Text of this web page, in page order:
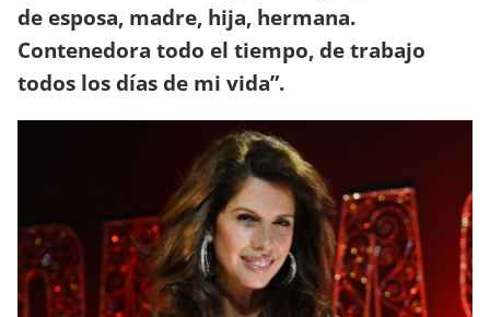
de esposa, madre, hija, hermana.
Contenedora todo el tiempo, de trabajo
todos los días de mi vida”.